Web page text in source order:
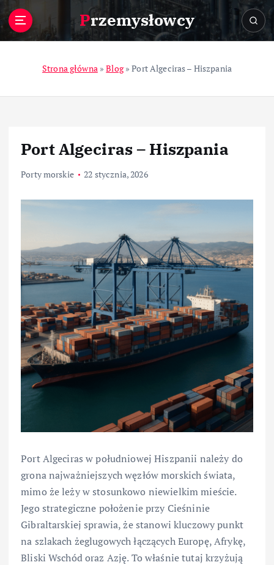
Przemysłowcy
Strona główna»Blog»Port Algeciras – Hiszpania
Port Algeciras – Hiszpania
Porty morskie 22 stycznia, 2026
Port Algeciras w południowej Hiszpanii należy do
grona najważniejszych węzłów morskich świata,
mimo że leży w stosunkowo niewielkim mieście.
Jego strategiczne położenie przy Cieśninie
Gibraltarskiej sprawia, że stanowi kluczowy punkt
na szlakach żeglugowych łączących Europę, Afrykę,
Bliski Wschód oraz Azję. To właśnie tutaj krzyżują